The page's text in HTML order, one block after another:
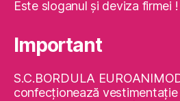
Este sloganul şi deviza firmei
Important
S.C.BORDULA
confecţionează